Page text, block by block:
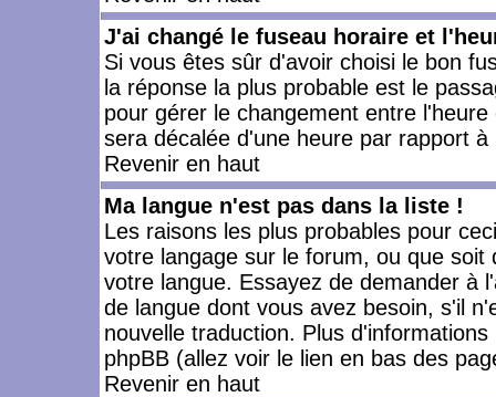
J'ai changé le fuseau horaire et
Si vous êtes sûr d'avoir choisi le bon
la réponse la plus probable est le
pour gérer le changement entre
sera décalée d'une heure par rapport à
Revenir en haut
Ma langue n'est pas dans la liste !
Les raisons les plus probables pour
votre langage sur le forum, ou que
votre langue. Essayez de demander à
de langue dont vous avez besoin, s'il
nouvelle traduction. Plus
phpBB (allez voir le lien en bas des
Revenir en haut